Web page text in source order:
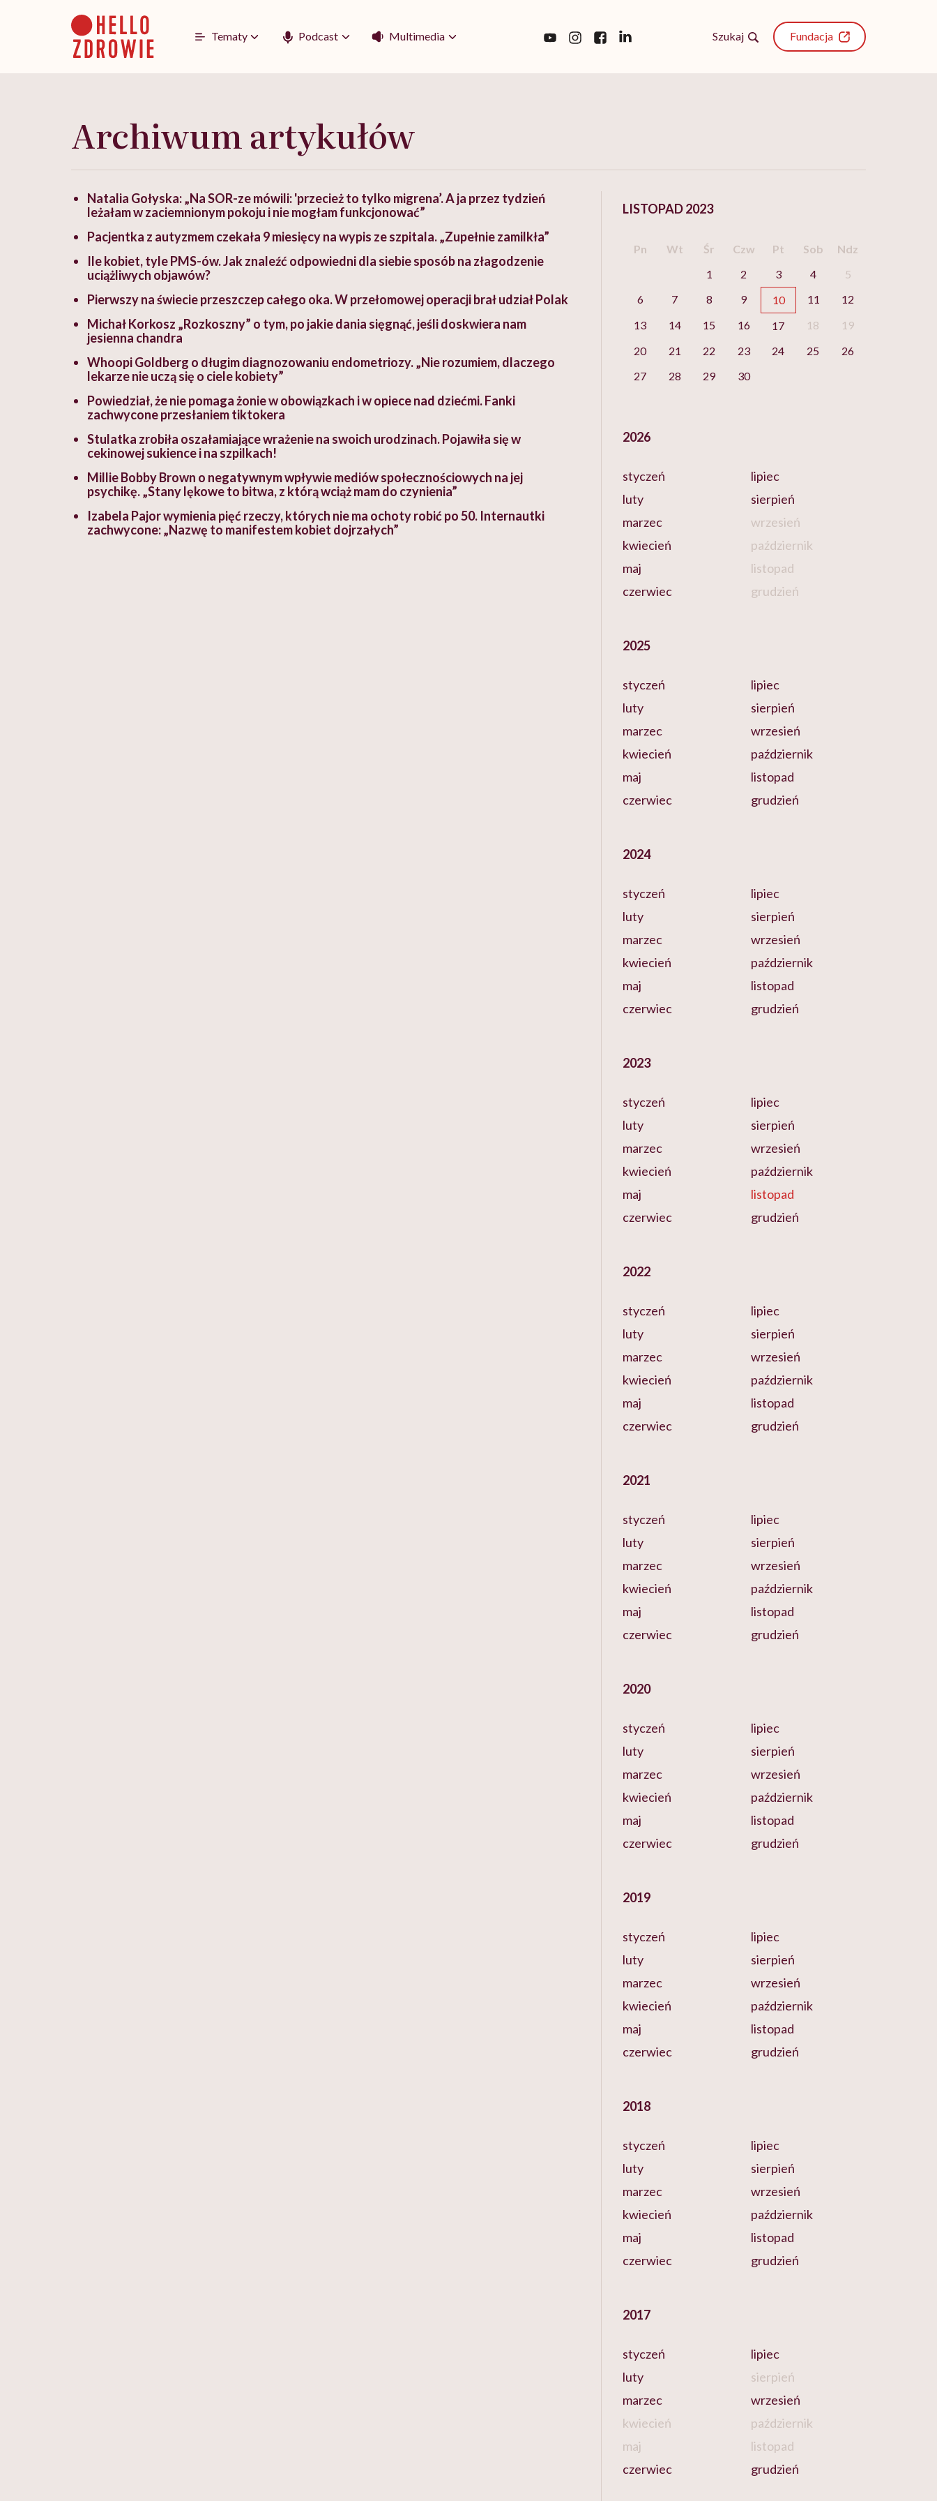
Tematy Podcast Multimedia Szukaj Fundacja
Archiwum artykułów
Natalia Gołyska: „Na SOR-ze mówili: 'przecież to tylko migrena’. A ja przez tydzień
leżałam w zaciemnionym pokoju i nie mogłam funkcjonować”
Pacjentka z autyzmem czekała 9 miesięcy na wypis ze szpitala. „Zupełnie zamilkła”
Ile kobiet, tyle PMS-ów. Jak znaleźć odpowiedni dla siebie sposób na złagodzenie
uciążliwych objawów?
Pierwszy na świecie przeszczep całego oka. W przełomowej operacji brał udział Polak
Michał Korkosz „Rozkoszny” o tym, po jakie dania sięgnąć, jeśli doskwiera nam
jesienna chandra
Whoopi Goldberg o długim diagnozowaniu endometriozy. „Nie rozumiem, dlaczego
lekarze nie uczą się o ciele kobiety”
Powiedział, że nie pomaga żonie w obowiązkach i w opiece nad dziećmi. Fanki
zachwycone przesłaniem tiktokera
Stulatka zrobiła oszałamiające wrażenie na swoich urodzinach. Pojawiła się w
cekinowej sukience i na szpilkach!
Millie Bobby Brown o negatywnym wpływie mediów społecznościowych na jej
psychikę. „Stany lękowe to bitwa, z którą wciąż mam do czynienia”
Izabela Pajor wymienia pięć rzeczy, których nie ma ochoty robić po 50. Internautki
zachwycone: „Nazwę to manifestem kobiet dojrzałych”
LISTOPAD 2023
Pn Wt Śr Czw Pt Sob
Ndz
1
2 3 4
5
6
7 8 9 10 11
12
13
14 15 16 17 18
19
20
21 22 23 24 25
26
27
28 29 30
2026
styczeń
luty
marzec
kwiecień
maj
czerwiec
lipiec
sierpień
wrzesień
październik
listopad
grudzień
2025
styczeń
luty
marzec
kwiecień
maj
czerwiec
lipiec
sierpień
wrzesień
październik
listopad
grudzień
2024
styczeń
luty
marzec
kwiecień
maj
czerwiec
lipiec
sierpień
wrzesień
październik
listopad
grudzień
2023
styczeń
luty
marzec
kwiecień
maj
czerwiec
lipiec
sierpień
wrzesień
październik
listopad
grudzień
2022
styczeń
luty
marzec
kwiecień
maj
czerwiec
lipiec
sierpień
wrzesień
październik
listopad
grudzień
2021
styczeń
luty
marzec
kwiecień
maj
czerwiec
lipiec
sierpień
wrzesień
październik
listopad
grudzień
2020
styczeń
luty
marzec
kwiecień
maj
czerwiec
lipiec
sierpień
wrzesień
październik
listopad
grudzień
2019
styczeń
luty
marzec
kwiecień
maj
czerwiec
lipiec
sierpień
wrzesień
październik
listopad
grudzień
2018
styczeń
luty
marzec
kwiecień
maj
czerwiec
lipiec
sierpień
wrzesień
październik
listopad
grudzień
2017
styczeń
luty
marzec
kwiecień
maj
czerwiec
lipiec
sierpień
wrzesień
październik
listopad
grudzień